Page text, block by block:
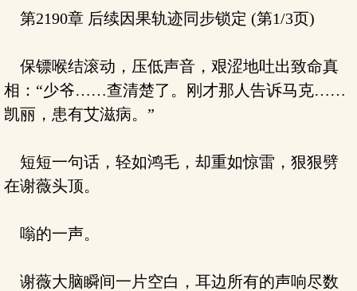
第2190章 后续因果轨迹同步锁定 (第1/3页)
保镖喉结滚动，压低声音，艰涩地吐出致命真
相：“少爷……查清楚了。刚才那人告诉马克……
凯丽，患有艾滋病。”
短短一句话，轻如鸿毛，却重如惊雷，狠狠劈
在谢薇头顶。
嗡的一声。
谢薇大脑瞬间一片空白，耳边所有的声响尽数